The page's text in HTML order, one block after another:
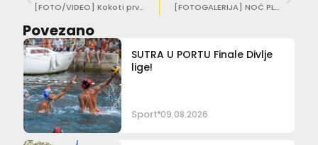
[FOTO/VIDEO] Kokoti prvi put osvojili Divlju ligu, njihov Mladen Miloslavić zvijezda finala u Portu [FOTOGALERIJA] NOĆ PLOČA Na Banjama se pjevalo i plesalo uz Crvenu jabuku!
Povezano
SUTRA U PORTU Finale Divlje
lige!
Sport 09.08.2026